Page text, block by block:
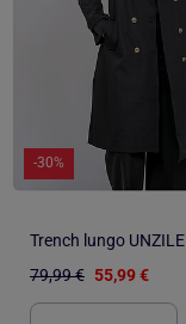
-30%
Trench lungo UNZILE
79,99 € 55,99 €